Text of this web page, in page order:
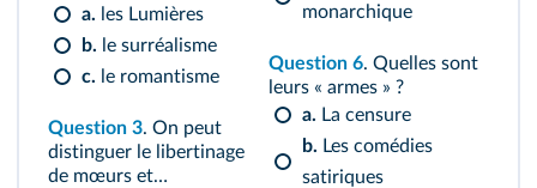
a. les Lumières
b. le surréalisme
c. le romantisme
Question 3. On peut
distinguer le libertinage
de mœurs et…
monarchique
Question 6. Quelles sont
leurs « armes » ?
a. La censure
b. Les comédies
satiriques